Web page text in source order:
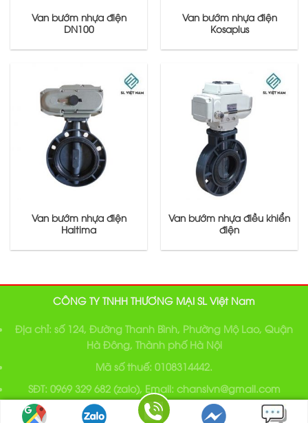
Van bướm nhựa điện
DN100
Van bướm nhựa điện
Kosaplus
Van bướm nhựa điện
Haitima
Van bướm nhựa điều khiển
điện
CÔNG TY TNHH THƯƠNG MẠI SL Việt Nam
Địa chỉ: số 124, Đường Thanh Bình, Phường Mộ Lao, Quận
Hà Đông, Thành phố Hà Nội
Mã số thuế: 0108314442.
SĐT: 0969 329 682 (zalo), Email: chanslvn@gmail.com
Bản quyền thuộc về SL Viet Nam